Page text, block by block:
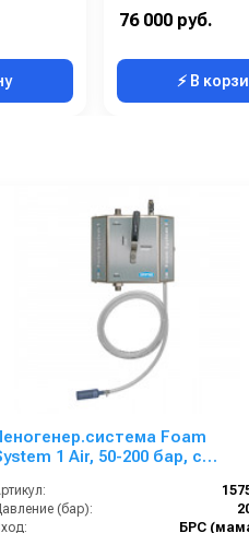
Рабочее давление (бар):
Мощность (кВт):
76 000 руб.
⚡ В
Foam
1 Air, 50-200 бар, с
БРС
(бар):
БРС